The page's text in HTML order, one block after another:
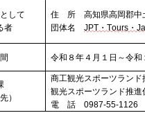
して
者
住 所 高知県高岡郡中
団体名JPT・Tours・
令和８年４月１日～令
）
商工観光スポーツランド
観光スポーツランド推進
電 話 0987-55-1126